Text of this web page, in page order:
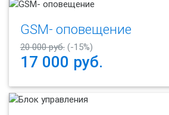
GSM- оповещение
20 000 руб.(-15%)
17 000 руб.